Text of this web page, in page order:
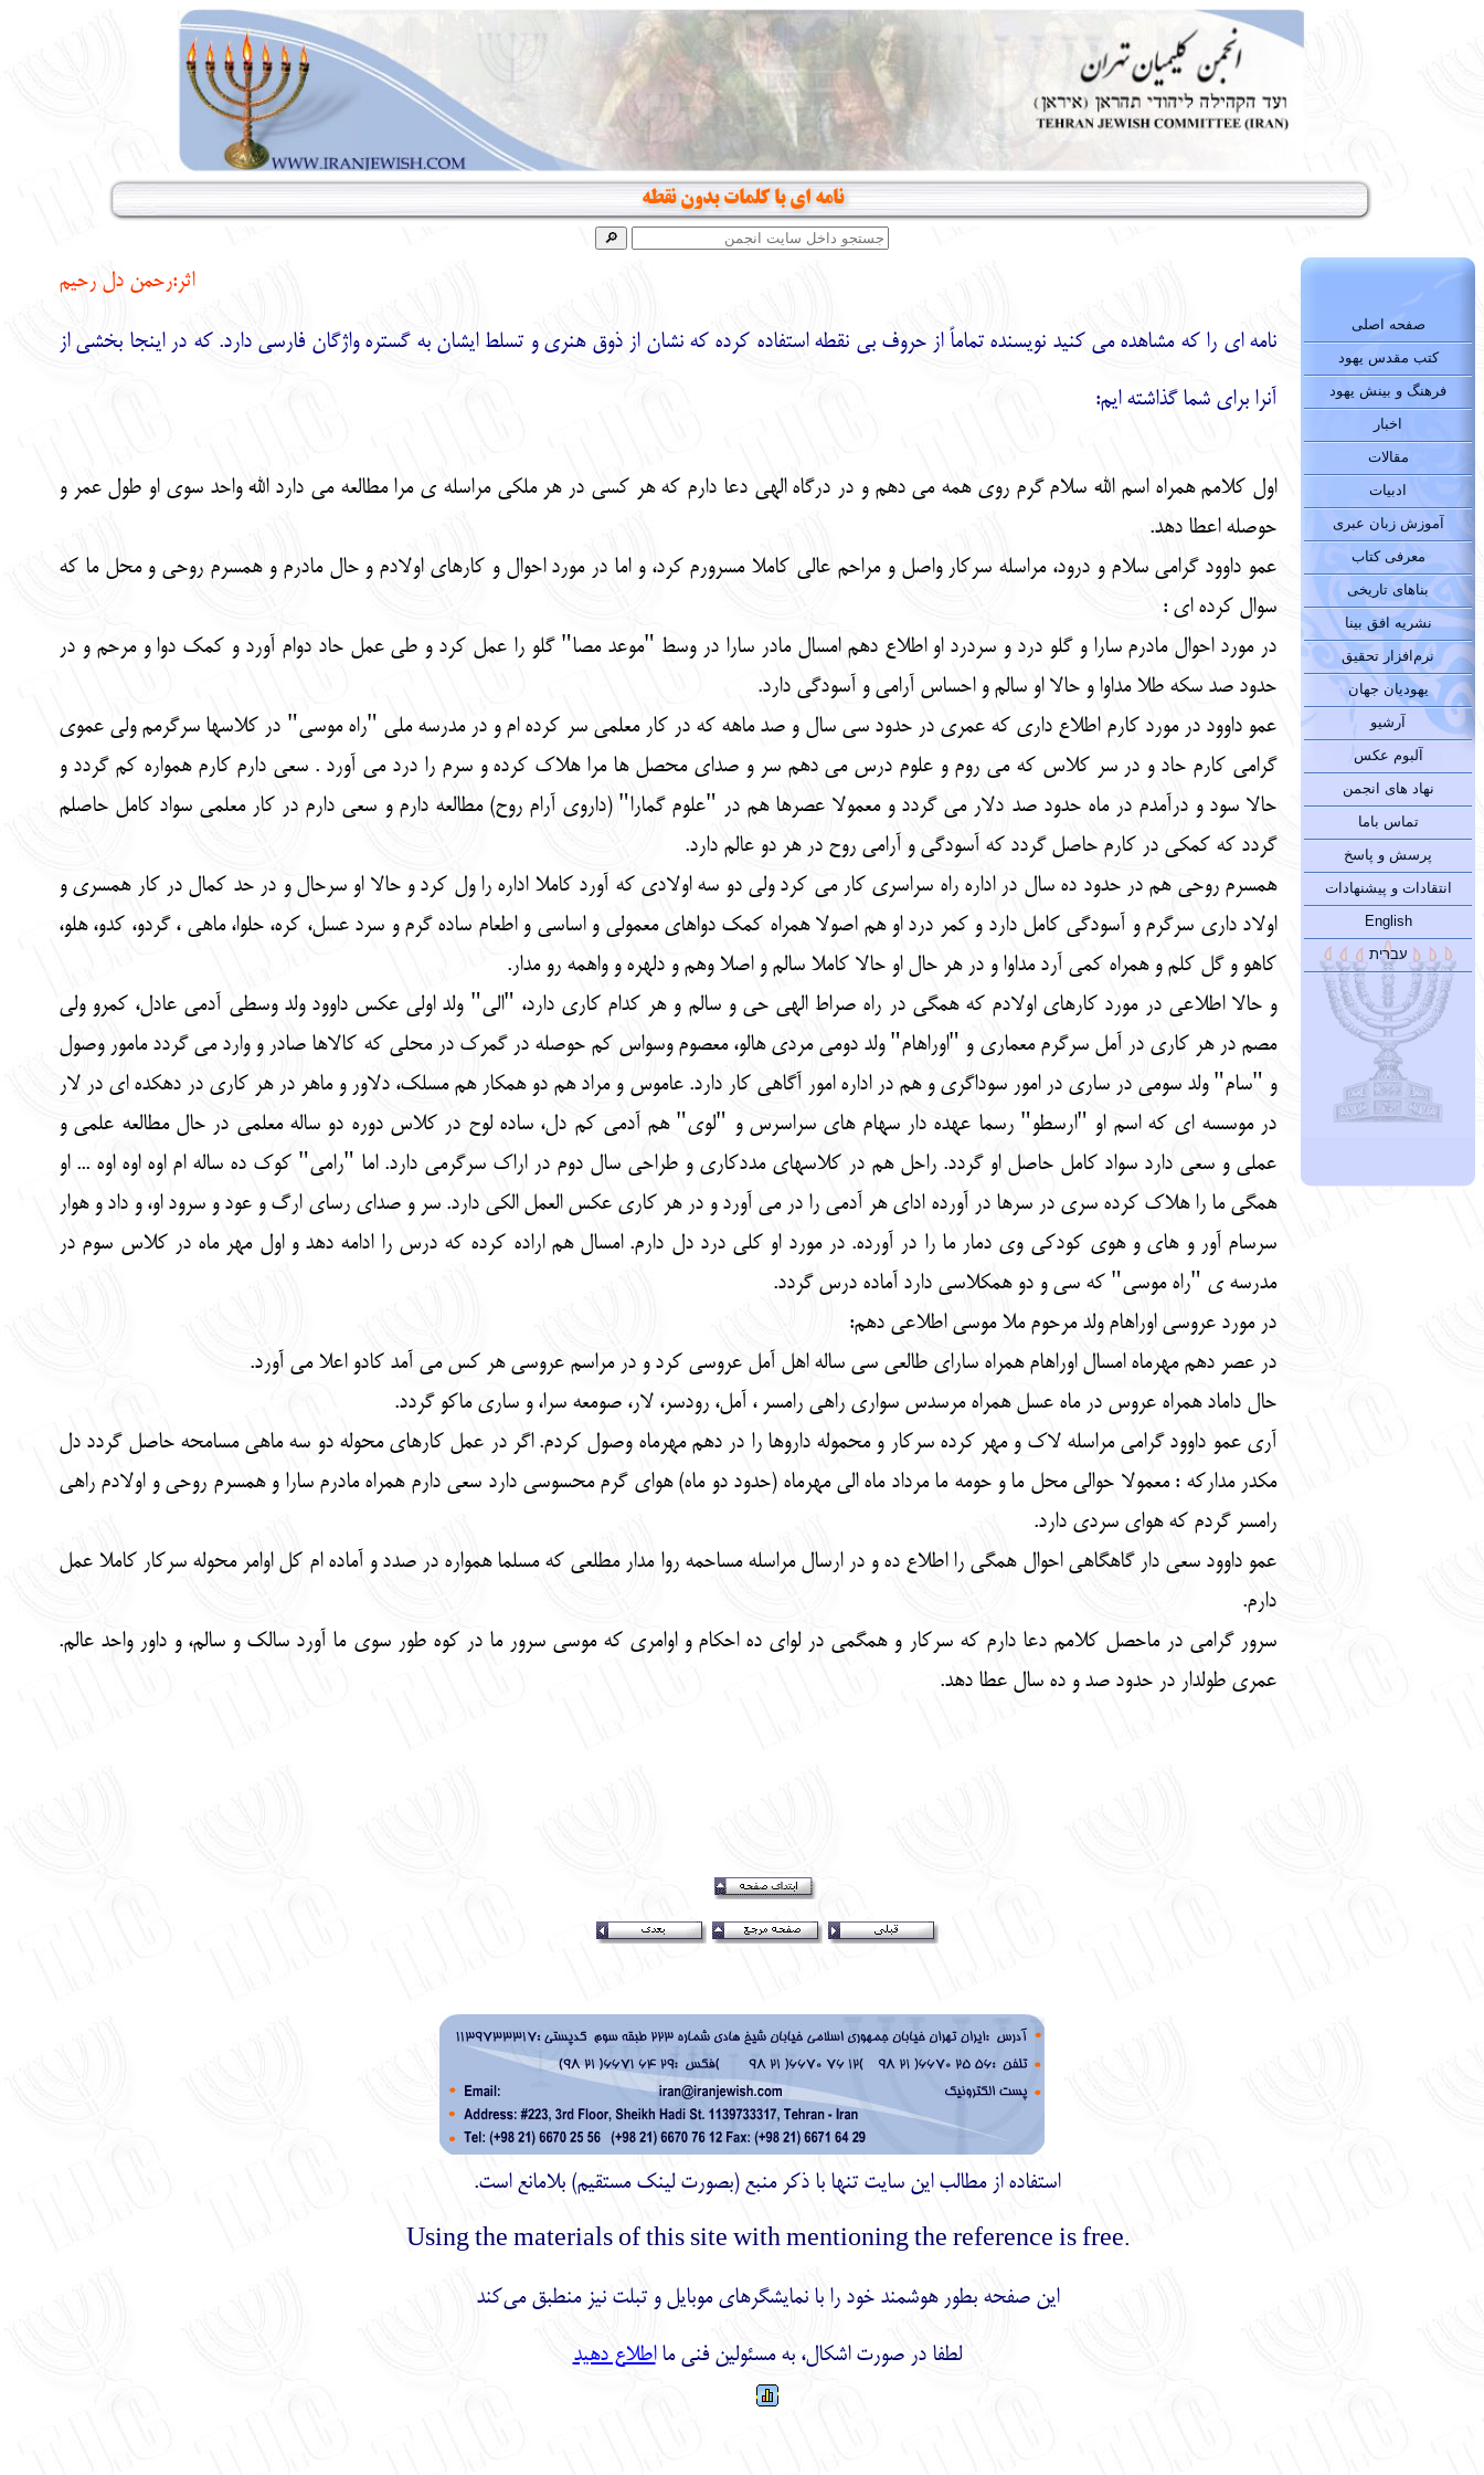
نامه ای با کلمات بدون نقطه
صفحه اصلی
کتب مقدس یهود
فرهنگ و بینش یهود
اخبار
مقالات
ادبیات
آموزش زبان عبری
معرفی کتاب
بناهای تاریخی
نشریه افق بینا
نرم‌افزار تحقیق
یهودیان جهان
آرشیو
آلبوم عکس
نهاد های انجمن
تماس باما
پرسش و پاسخ
انتقادات و پیشنهادات
English
עברית
اثر:رحمن دل رحیم
نامه ای را که مشاهده می کنید نویسنده تماماً از حروف بی نقطه استفاده کرده که نشان از ذوق هنری و تسلط ایشان به گستره واژگان فارسی دارد. که در اینجا بخشی از
آنرا برای شما گذاشته ایم:
اول کلامم همراه اسم الله سلام گرم روی همه می دهم و در درگاه الهی دعا دارم که هر کسی در هر ملکی مراسله ی مرا مطالعه می دارد الله واحد سوی او طول عمر و
حوصله اعطا دهد.
عمو داوود گرامی سلام و درود، مراسله سرکار واصل و مراحم عالی کاملا مسرورم کرد، و اما در مورد احوال و کارهای اولادم و حال مادرم و همسرم روحی و محل ما که
سوال کرده ای :
در مورد احوال مادرم سارا و گلو درد و سردرد او اطلاع دهم امسال مادر سارا در وسط "موعد مصا" گلو را عمل کرد و طی عمل حاد دوام آورد و کمک دوا و مرحم و در
حدود صد سکه طلا مداوا و حالا او سالم و احساس آرامی و آسودگی دارد.
عمو داوود در مورد کارم اطلاع داری که عمری در حدود سی سال و صد ماهه که در کار معلمی سر کرده ام و در مدرسه ملی "راه موسی" در کلاسها سرگرمم ولی عموی
گرامی کارم حاد و در سر کلاس که می روم و علوم درس می دهم سر و صدای محصل ها مرا هلاک کرده و سرم را درد می آورد . سعی دارم کارم همواره کم گردد و
حالا سود و درآمدم در ماه حدود صد دلار می گردد و معمولا عصرها هم در "علوم گمارا" (داروی آرام روح) مطالعه دارم و سعی دارم در کار معلمی سواد کامل حاصلم
گردد که کمکی در کارم حاصل گردد که آسودگی و آرامی روح در هر دو عالم دارد.
همسرم روحی هم در حدود ده سال در اداره راه سراسری کار می کرد ولی دو سه اولادی که آورد کاملا اداره را ول کرد و حالا او سرحال و در حد کمال در کار همسری و
اولاد داری سرگرم و آسودگی کامل دارد و کمر درد او هم اصولا همراه کمک دواهای معمولی و اساسی و اطعام ساده گرم و سرد عسل، کره، حلوا، ماهی ، گردو، کدو، هلو،
کاهو و گل کلم و همراه کمی آرد مداوا و در هر حال او حالا کاملا سالم و اصلا وهم و دلهره و واهمه رو مدار.
و حالا اطلاعی در مورد کارهای اولادم که همگی در راه صراط الهی حی و سالم و هر کدام کاری دارد، "الی" ولد اولی عکس داوود ولد وسطی آدمی عادل، کمرو ولی
مصم در هر کاری در آمل سرگرم معماری و "اوراهام" ولد دومی مردی هالو، معصوم وسواس کم حوصله در گمرک در محلی که کالاها صادر و وارد می گردد مامور وصول
و "سام" ولد سومی در ساری در امور سوداگری و هم در اداره امور آگاهی کار دارد. عاموس و مراد هم دو همکار هم مسلک، دلاور و ماهر در هر کاری در دهکده ای در لار
در موسسه ای که اسم او "ارسطو" رسما عهده دار سهام های سراسرس و "لوی" هم آدمی کم دل، ساده لوح در کلاس دوره دو ساله معلمی در حال مطالعه علمی و
عملی و سعی دارد سواد کامل حاصل او گردد. راحل هم در کلاسهای مددکاری و طراحی سال دوم در اراک سرگرمی دارد. اما "رامی" کوک ده ساله ام اوه اوه اوه ... او
همگی ما را هلاک کرده سری در سرها در آورده ادای هر آدمی را در می آورد و در هر کاری عکس العمل الکی دارد. سر و صدای رسای ارگ و عود و سرود او، و داد و هوار
سرسام آور و های و هوی کودکی وی دمار ما را در آورده. در مورد او کلی درد دل دارم. امسال هم اراده کرده که درس را ادامه دهد و اول مهر ماه در کلاس سوم در
مدرسه ی "راه موسی" که سی و دو همکلاسی دارد آماده درس گردد.
در مورد عروسی اوراهام ولد مرحوم ملا موسی اطلاعی دهم:
در عصر دهم مهرماه امسال اوراهام همراه سارای طالعی سی ساله اهل آمل عروسی کرد و در مراسم عروسی هر کس می آمد کادو اعلا می آورد.
حال داماد همراه عروس در ماه عسل همراه مرسدس سواری راهی رامسر ، آمل، رودسر، لار، صومعه سرا، و ساری ماکو گردد.
آری عمو داوود گرامی مراسله لاک و مهر کرده سرکار و محموله داروها را در دهم مهرماه وصول کردم. اگر در عمل کارهای محوله دو سه ماهی مسامحه حاصل گردد دل
مکدر مدارکه : معمولا حوالی محل ما و حومه ما مرداد ماه الی مهرماه (حدود دو ماه) هوای گرم محسوسی دارد سعی دارم همراه مادرم سارا و همسرم روحی و اولادم راهی
رامسر گردم که هوای سردی دارد.
عمو داوود سعی دار گاهگاهی احوال همگی را اطلاع ده و در ارسال مراسله مساحمه روا مدار مطلعی که مسلما همواره در صدد و آماده ام کل اوامر محوله سرکار کاملا عمل
دارم.
سرور گرامی در ماحصل کلامم دعا دارم که سرکار و همگمی در لوای ده احکام و اوامری که موسی سرور ما در کوه طور سوی ما آورد سالک و سالم، و داور واحد عالم.
عمری طولدار در حدود صد و ده سال عطا دهد.
استفاده از مطالب اين سايت تنها با ذكر منبع (بصورت لینک مستقیم) بلامانع است.
.Using the materials of this site with mentioning the reference is free
این صفحه بطور هوشمند خود را با نمایشگرهای موبایل و تبلت نیز منطبق می‌کند
لطفا در صورت اشکال، به مسئولین فنی مااطلاع دهید